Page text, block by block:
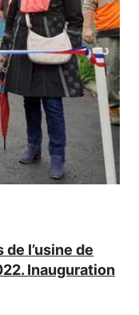
l’usine de
Inauguration